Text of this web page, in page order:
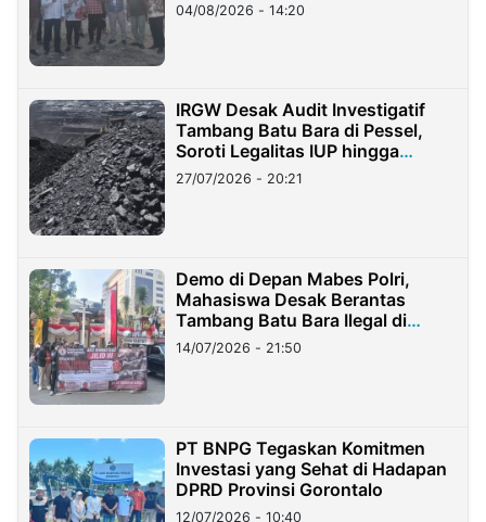
04/08/2026 - 14:20
IRGW Desak Audit Investigatif
Tambang Batu Bara di Pessel,
Soroti Legalitas IUP hingga
Stockpile
27/07/2026 - 20:21
Demo di Depan Mabes Polri,
Mahasiswa Desak Berantas
Tambang Batu Bara Ilegal di
Lampung
14/07/2026 - 21:50
PT BNPG Tegaskan Komitmen
Investasi yang Sehat di Hadapan
DPRD Provinsi Gorontalo
12/07/2026 - 10:40